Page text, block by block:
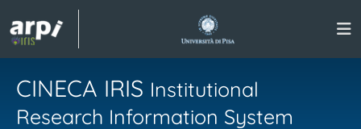
CINECA IRIS Institutional
Research Information System